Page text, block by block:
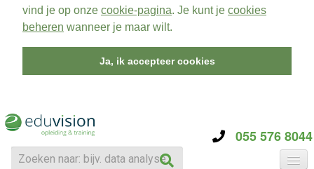
vind je op onze cookie-pagina. Je kunt je cookies
beheren wanneer je maar wilt.
Ja, ik accepteer cookies
055 576 8044